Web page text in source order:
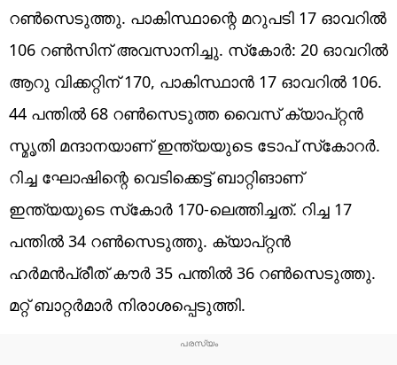
റണ്‍സെടുത്തു. പാകിസ്ഥാന്റെ മറുപടി 17 ഓവറില്‍
106 റണ്‍സിന് അവസാനിച്ചു. സ്‌കോര്‍: 20 ഓവറില്‍
ആറു വിക്കറ്റിന് 170, പാകിസ്ഥാന്‍ 17 ഓവറില്‍ 106.
44 പന്തില്‍ 68 റണ്‍സെടുത്ത വൈസ് ക്യാപ്റ്റന്‍
സ്മൃതി മന്ദാനയാണ് ഇന്ത്യയുടെ ടോപ് സ്‌കോറര്‍.
റിച്ച ഘോഷിന്റെ വെടിക്കെട്ട് ബാറ്റിങാണ്
ഇന്ത്യയുടെ സ്‌കോര്‍ 170-ലെത്തിച്ചത്. റിച്ച 17
പന്തില്‍ 34 റണ്‍സെടുത്തു. ക്യാപ്റ്റന്‍
ഹര്‍മന്‍പ്രീത് കൗര്‍ 35 പന്തില്‍ 36 റണ്‍സെടുത്തു.
മറ്റ് ബാറ്റര്‍മാര്‍ നിരാശപ്പെടുത്തി.